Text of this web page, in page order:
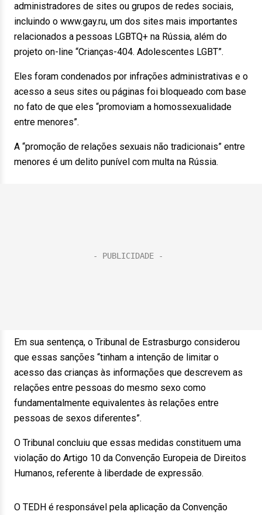
administradores de sites ou grupos de redes sociais,
incluindo o www.gay.ru, um dos sites mais importantes
relacionados a pessoas LGBTQ+ na Rússia, além do
projeto on-line “Crianças-404. Adolescentes LGBT”.
Eles foram condenados por infrações administrativas e o
acesso a seus sites ou páginas foi bloqueado com base
no fato de que eles “promoviam a homossexualidade
entre menores”.
A “promoção de relações sexuais não tradicionais” entre
menores é um delito punível com multa na Rússia.
Em sua sentença, o Tribunal de Estrasburgo considerou
que essas sanções “tinham a intenção de limitar o
acesso das crianças às informações que descrevem as
relações entre pessoas do mesmo sexo como
fundamentalmente equivalentes às relações entre
pessoas de sexos diferentes”.
O Tribunal concluiu que essas medidas constituem uma
violação do Artigo 10 da Convenção Europeia de Direitos
Humanos, referente à liberdade de expressão.
O TEDH é responsável pela aplicação da Convenção